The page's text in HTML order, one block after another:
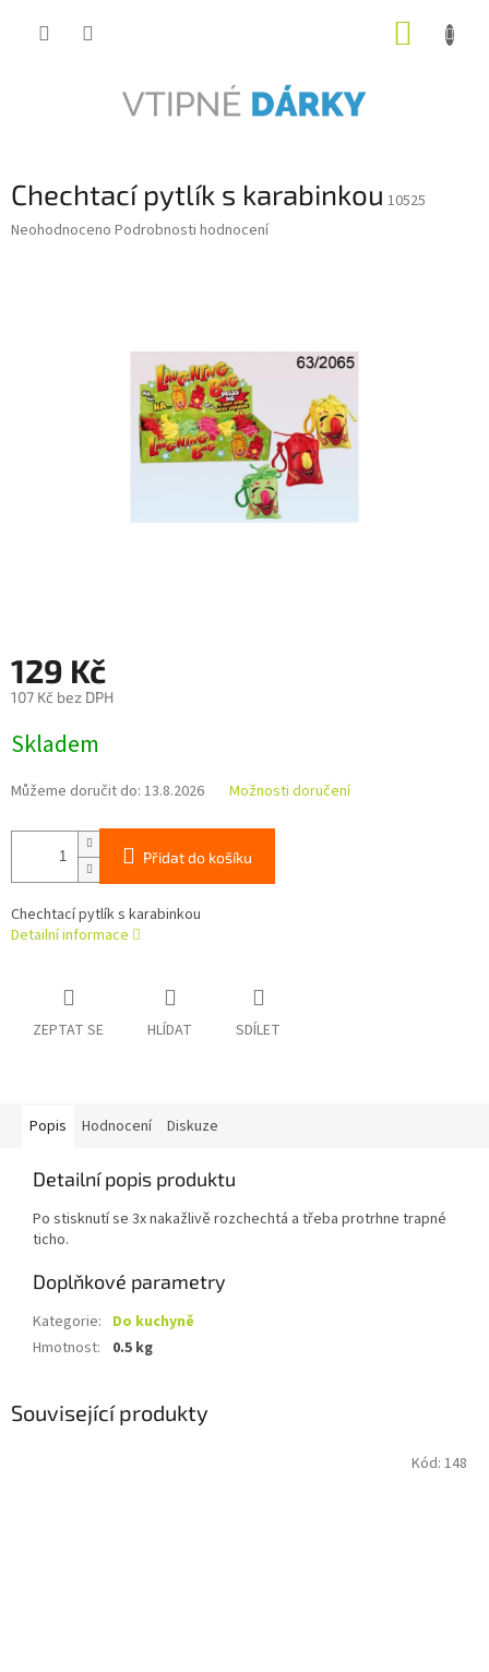
Chechtací pytlík s karabinkou 10525
Průměrné
Neohodnoceno Podrobnosti hodnocení
129 Kč
107 Kč bez DPH
cena:
Skladem
Můžeme doručit do: 13.8.2026 Možnosti doručení
Přidat do košíku
Chechtací pytlík s karabinkou
Detailní informace
ZEPTAT SE HLÍDAT SDÍLET
Popis Hodnocení Diskuze
Detailní popis produktu
Po stisknutí se 3x nakažlivě rozchechtá a třeba protrhne trapné
ticho.
Doplňkové parametry
Kategorie: Do kuchyně
Hmotnost: 0.5 kg
Související produkty
Kód: 148